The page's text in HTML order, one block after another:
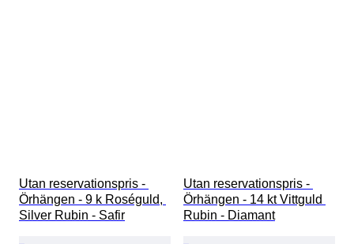
Utan reservationspris -
Örhängen - 9 k Roséguld,
Silver Rubin - Safir
Utan reservationspris -
Örhängen - 14 kt Vittguld
Rubin - Diamant